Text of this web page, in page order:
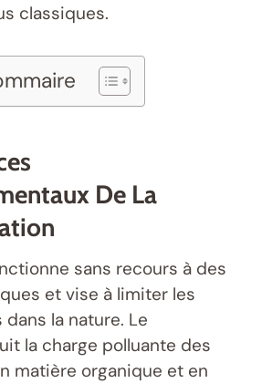
classiques.
De La
sans recours à des
et vise à limiter les
la nature. Le
la charge polluante des
matière organique et en